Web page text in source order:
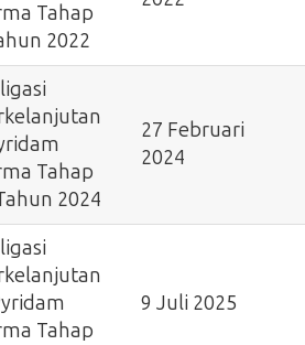
Tahap
2022
Tahap
2024
27 Februari
2024
Tahap
9 Juli 2025